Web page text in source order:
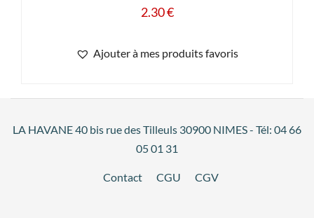
2.30€
Ajouter à mes produits favoris
LA HAVANE 40 bis rue des Tilleuls 30900 NIMES - Tél: 04 66
05 01 31
Contact CGU CGV